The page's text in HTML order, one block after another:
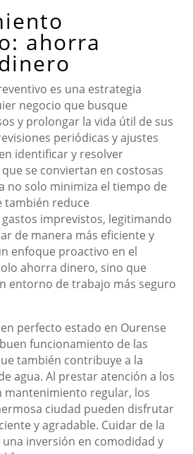
ahorra
es una estrategia
negocio que busque
y prolongar la vida útil de sus
periódicas y ajustes
identificar y resolver
se conviertan en costosas
no solo minimiza el tiempo de
también reduce
imprevistos, legitimando
de manera más eficiente y
enfoque proactivo en el
ahorra dinero, sino que
entorno de trabajo más seguro
perfecto estado en Ourense
funcionamiento de las
también contribuye a la
agua. Al prestar atención a los
mantenimiento regular, los
ciudad pueden disfrutar
y agradable. Cuidar de la
inversión en comodidad y